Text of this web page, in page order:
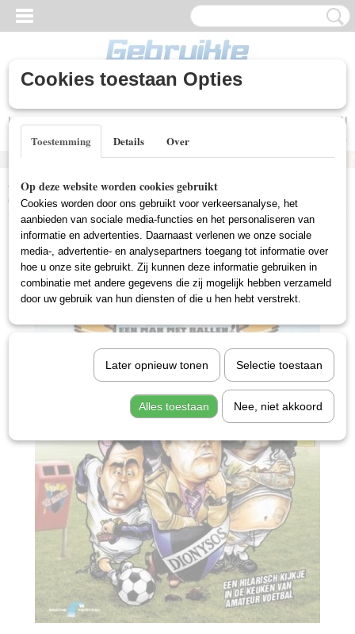
Inloggen
UW WINKELWAGEN
Home >Gebruikte DVD's>Comedy DVD Gebruikt
(Gebruikt)
Cookies toestaan Opties
Toestemming Details Over
Op deze website worden cookies gebruikt
Cookies worden door ons gebruikt voor verkeersanalyse, het
aanbieden van sociale media-functies en het personaliseren van
informatie en advertenties. Daarnaast verlenen we onze sociale
media-, advertentie- en analysepartners toegang tot informatie over
hoe u onze site gebruikt. Zij kunnen deze informatie gebruiken in
combinatie met andere gegevens die zij mogelijk hebben verzameld
door uw gebruik van hun diensten of die u hen hebt verstrekt.
Later opnieuw tonen Selectie toestaan
Alles toestaan Nee, niet akkoord